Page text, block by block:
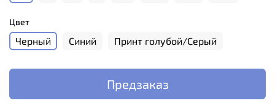
Цвет
Черный Синий Принт голубой/Серый
Предзаказ